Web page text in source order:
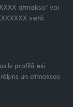
atmaksa" vai
vietā
profilā esi
un atmaksas